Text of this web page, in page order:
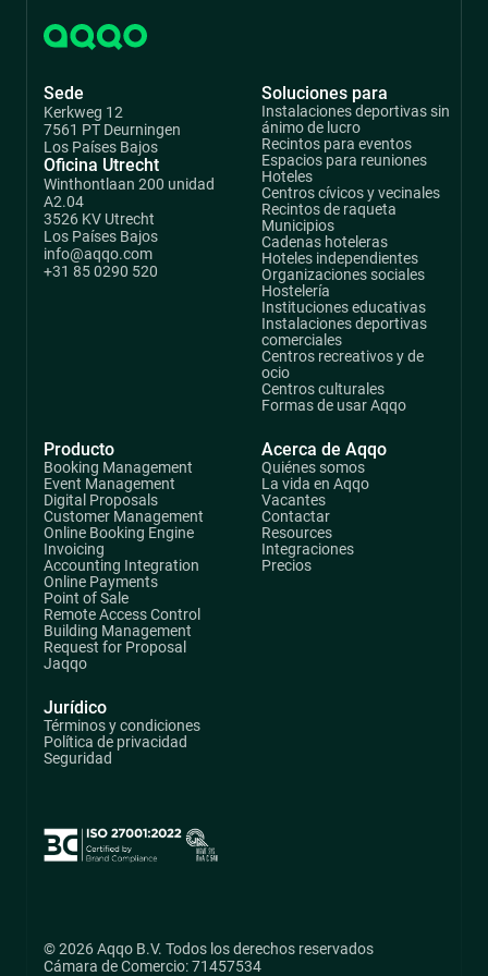
Sede
Kerkweg 12
7561 PT Deurningen
Los Países Bajos
Oficina Utrecht
Winthontlaan 200 unidad
A2.04
3526 KV Utrecht
Los Países Bajos
info@aqqo.com
+31 85 0290 520
Producto
Booking Management
Event Management
Digital Proposals
Customer Management
Online Booking Engine
Invoicing
Accounting Integration
Online Payments
Point of Sale
Remote Access Control
Building Management
Request for Proposal
Jaqqo
Soluciones para
Instalaciones deportivas sin
ánimo de lucro
Recintos para eventos
Espacios para reuniones
Hoteles
Centros cívicos y vecinales
Recintos de raqueta
Municipios
Cadenas hoteleras
Hoteles independientes
Organizaciones sociales
Hostelería
Instituciones educativas
Instalaciones deportivas
comerciales
Centros recreativos y de
ocio
Centros culturales
Formas de usar Aqqo
Acerca de Aqqo
Quiénes somos
La vida en Aqqo
Vacantes
Contactar
Resources
Integraciones
Precios
Jurídico
Términos y condiciones
Política de privacidad
Seguridad
© 2026 Aqqo B.V. Todos los derechos reservados
Cámara de Comercio: 71457534